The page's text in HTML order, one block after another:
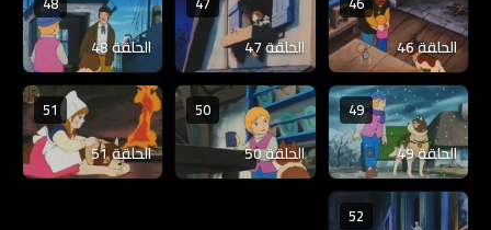
الحلقة 46 الحلقة 47 الحلقة 48
49
الحلقة 49
50
الحلقة 50
51
الحلقة 51
52